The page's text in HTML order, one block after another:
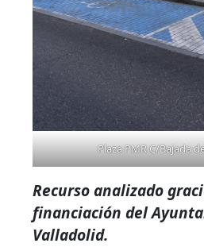
Plaza PMR C/Bajada
Recurso analizado
financiación del
Valladolid.